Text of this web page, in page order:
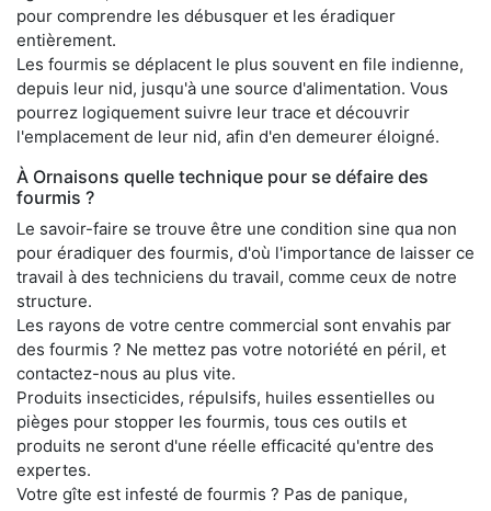
pour comprendre les débusquer et les éradiquer
entièrement.
Les fourmis se déplacent le plus souvent en file indienne,
depuis leur nid, jusqu'à une source d'alimentation. Vous
pourrez logiquement suivre leur trace et découvrir
l'emplacement de leur nid, afin d'en demeurer éloigné.
À Ornaisons quelle technique pour se défaire des
fourmis ?
Le savoir-faire se trouve être une condition sine qua non
pour éradiquer des fourmis, d'où l'importance de laisser ce
travail à des techniciens du travail, comme ceux de notre
structure.
Les rayons de votre centre commercial sont envahis par
des fourmis ? Ne mettez pas votre notoriété en péril, et
contactez-nous au plus vite.
Produits insecticides, répulsifs, huiles essentielles ou
pièges pour stopper les fourmis, tous ces outils et
produits ne seront d'une réelle efficacité qu'entre des
expertes.
Votre gîte est infesté de fourmis ? Pas de panique,